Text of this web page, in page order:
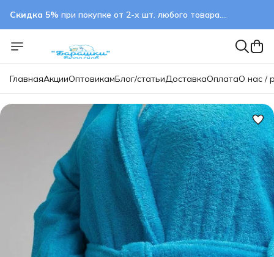
Скидка 5% при покупке от 2-х шт. любого товара.
ГлавнаяАкцииОптовикамБлог/статьиДоставкаОплатаО нас /